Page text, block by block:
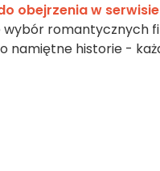
obejrzenia w
wybór romantycznych
namiętne historie -